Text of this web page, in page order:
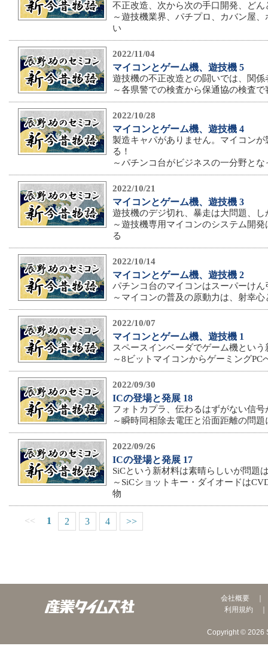
不正改造、次から次の手口開発、ど
～遊技機業界、パチプロ、カバン屋
い
2022/11/04
マイコンとゲーム機、遊技機 5
遊技機の不正改造との闘いでは、関係
～各県警での検査から保通協の検査
2022/10/28
マイコンとゲーム機、遊技機 4
製造キャパがありません。マイコン
る！
～パチンコ台がビジネスの一分野とな
2022/10/21
マイコンとゲーム機、遊技機 3
遊技機のデジ切れ、暴走は大問題、
～遊技機専用マイコンのシステム開
る
2022/10/14
マイコンとゲーム機、遊技機 2
パチンコ台のマイコンはスーパーけ
～マイコンの普及の原動力は、射幸心
2022/10/07
マイコンとゲーム機、遊技機 1
スペースインベーダでゲーム機とい
～8ビットマイコンからゲーミングPC
2022/09/30
ICの登場と発展 18
フォトカプラ、伝わるはずがない信号
～瞬時同相除去電圧と沿面距離の問題
2022/09/26
ICの登場と発展 17
SiCという新材料は素晴らしいが問題
～SiCショットキー・ダイオードは
物
<< 1 2 3 4 >>
会社概要
利用規約
Copyright © 2026